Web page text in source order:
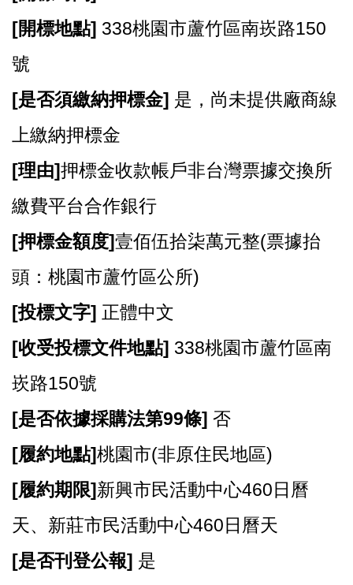
[開標地點] 338桃園市蘆竹區南崁路150
號
[是否須繳納押標金] 是，尚未提供廠商線
上繳納押標金
[理由]押標金收款帳戶非台灣票據交換所
繳費平台合作銀行
[押標金額度]壹佰伍拾柒萬元整(票據抬
頭：桃園市蘆竹區公所)
[投標文字] 正體中文
[收受投標文件地點] 338桃園市蘆竹區南
崁路150號
[是否依據採購法第99條] 否
[履約地點]桃園市(非原住民地區)
[履約期限]新興市民活動中心460日曆
天、新莊市民活動中心460日曆天
[是否刊登公報] 是